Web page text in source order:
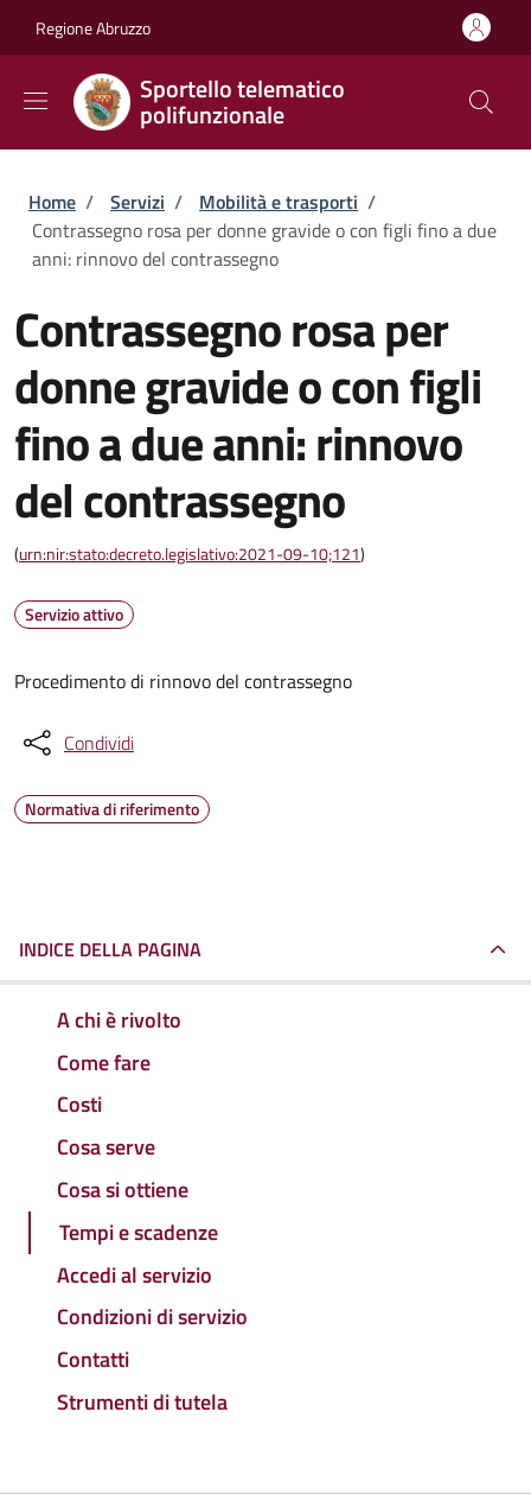
Regione Abruzzo
Sportello telematico
polifunzionale
Briciole di pane
Home / Servizi / Mobilità e trasporti /
Contrassegno rosa per donne gravide o con figli fino a due
anni: rinnovo del contrassegno
Contrassegno rosa per
donne gravide o con figli
fino a due anni: rinnovo
del contrassegno
(urn:nir:stato:decreto.legislativo:2021-09-10;121)
Servizio attivo
Procedimento di rinnovo del contrassegno
Condividi
Normativa di riferimento
INDICE DELLA PAGINA
A chi è rivolto
Come fare
Costi
Cosa serve
Cosa si ottiene
Tempi e scadenze
Accedi al servizio
Condizioni di servizio
Contatti
Strumenti di tutela